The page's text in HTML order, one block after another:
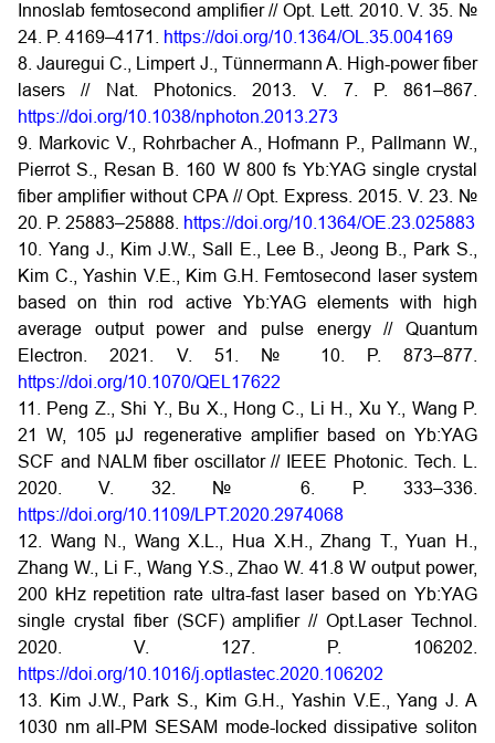
Innoslab femtosecond amplifier // Opt. Lett. 2010. V. 35. №
24. P. 4169–4171.
https://doi.org/10.1364/OL.35.004169
8. Jauregui C., Limpert J., Tünnermann A. High-power fiber
lasers // Nat. Photonics. 2013. V. 7. P. 861–867.
https://doi.org/10.1038/nphoton.2013.273
9. Markovic V., Rohrbacher A., Hofmann P., Pallmann W.,
Pierrot S., Resan B. 160 W 800 fs Yb:YAG single crystal
fiber amplifier without CPA // Opt. Express. 2015. V. 23. №
20. P. 25883–25888. https://doi.org/10.1364/OE.23.025883
10. Yang J., Kim J.W., Sall E., Lee B., Jeong B., Park S.,
Kim C., Yashin V.E., Kim G.H. Femtosecond laser system
based on thin rod active Yb:YAG elements with high
average output power and pulse energy // Quantum
Electron. 2021. V. 51. № 10. P. 873–877.
https://doi.org/10.1070/QEL17622
11. Peng Z., Shi Y., Bu X., Hong C., Li H., Xu Y., Wang P.
21 W, 105 μJ regenerative amplifier based on Yb:YAG
SCF and NALM fiber oscillator // IEEE Photonic. Tech. L.
2020. V. 32. № 6. P. 333–336.
https://doi.org/10.1109/LPT.2020.2974068
12. Wang N., Wang X.L., Hua X.H., Zhang T., Yuan H.,
Zhang W., Li F., Wang Y.S., Zhao W. 41.8 W output power,
200 kHz repetition rate ultra-fast laser based on Yb:YAG
single crystal fiber (SCF) amplifier // Opt.Laser Technol.
2020. V. 127. P. 106202.
https://doi.org/10.1016/j.optlastec.2020.106202
13. Kim J.W., Park S., Kim G.H., Yashin V.E., Yang J. A
1030 nm all-PM SESAM mode-locked dissipative soliton